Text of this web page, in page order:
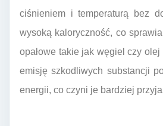
ciśnieniem i temperaturą bez
wysoką kaloryczność, co
opałowe takie jak węgiel czy
emisję szkodliwych substancji
energii, co czyni je bardziej